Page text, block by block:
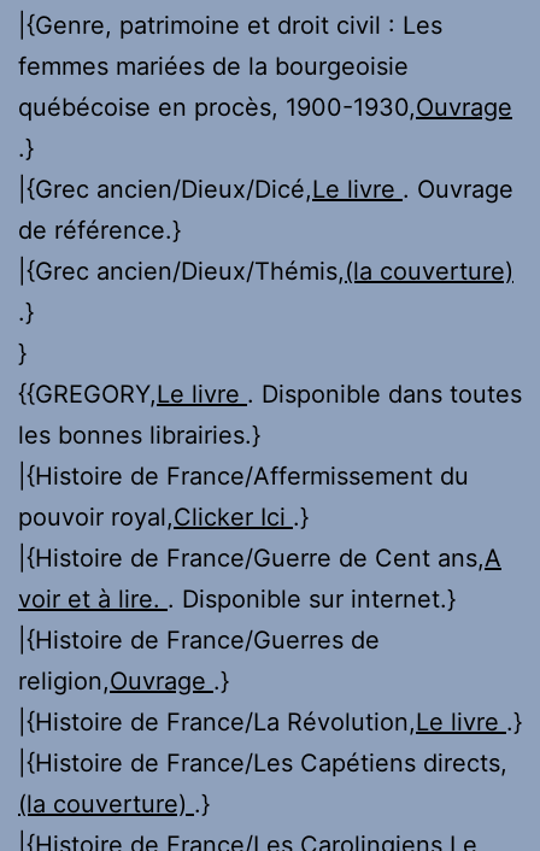
|{Genre, patrimoine et droit civil : Les
femmes mariées de la bourgeoisie
québécoise en procès, 1900-1930,Ouvrage
.}
|{Grec ancien/Dieux/Dicé,Le livre . Ouvrage
de référence.}
|{Grec ancien/Dieux/Thémis,(la couverture)
.}
}
{{GREGORY,Le livre . Disponible dans toutes
les bonnes librairies.}
|{Histoire de France/Affermissement du
pouvoir royal,Clicker Ici .}
|{Histoire de France/Guerre de Cent ans,A
voir et à lire. . Disponible sur internet.}
|{Histoire de France/Guerres de
religion,Ouvrage .}
|{Histoire de France/La Révolution,Le livre .}
|{Histoire de France/Les Capétiens directs,
(la couverture) .}
|{Histoire de France/Les Carolingiens, Le